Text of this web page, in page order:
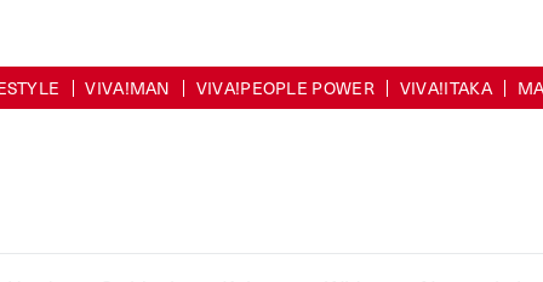
VIVA!MAN VIVA!PEOPLE POWER VIVA!ITAKA